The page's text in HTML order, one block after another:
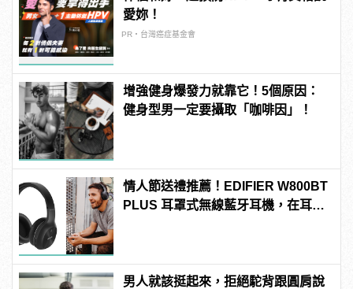
愛妳！
PR・台灣癌症基金會
增強健身爆發力就靠它！5個原因：
健身型男一定要攝取「咖啡因」！
情人節送禮推薦！EDIFIER W800BT
PLUS 耳罩式無線藍牙耳機，在耳邊
男人就該挺起來，拒絕駝背跟圓肩說